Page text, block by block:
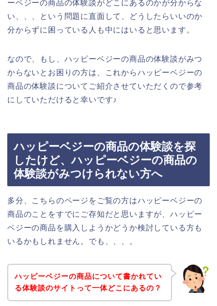
ーベジーの商品の体験談がどこにあるのかが分からな
い、、、という問題に直面して、どうしたらいいのか
分からずに困っている人も中にはいると思います。
なので、もし、ハッピーベジーの商品の体験談がみつ
からないとお困りの方は、これからハッピーベジーの
商品の体験談についてご紹介させていただくので参考
にしていただけると幸いです♪
ハッピーベジーの商品の体験談を探
したけど、ハッピーベジーの商品の
体験談がみつけられない方へ
多分、こちらのページをご覧の方はハッピーベジーの
商品のことをすでにご存知だと思いますが、ハッピー
ベジーの商品を購入しようかどうか検討している方も
いるかもしれません。でも、、、。
ハッピーベジーの商品について書かれてい
る体験談のサイトって一体どこにあるの？